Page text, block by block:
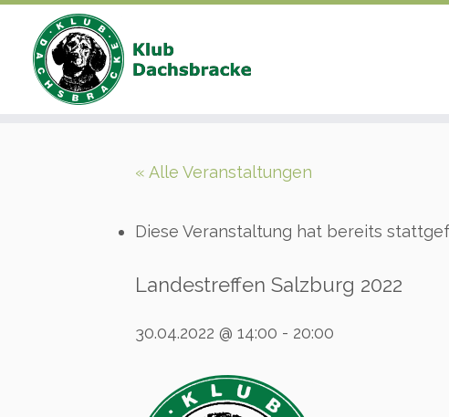
« Alle Veranstaltungen
Diese Veranstaltung hat bereits
Landestreffen Salzburg 2022
30.04.2022 @ 14:00 - 20:00